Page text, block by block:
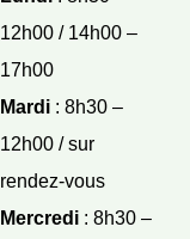
12h00 / 14h00 –
17h00
Mardi: 8h30 –
12h00 / sur
rendez-vous
Mercredi: 8h30 –